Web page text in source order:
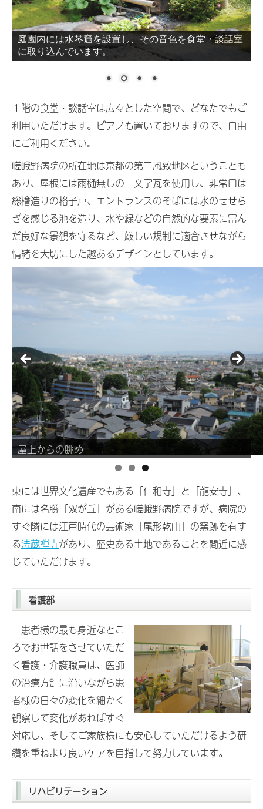
庭園内には水琴窟を設置し、その音色を食堂・談話室
に取り込んでいます。
１階の食堂・談話室は広々とした空間で、どなたでもご
利用いただけます。ピアノも置いておりますので、自由
にご利用ください。
嵯峨野病院の所在地は京都の第二風致地区ということも
あり、屋根には雨樋無しの一文字瓦を使用し、非常口は
総檜造りの格子戸、エントランスのそばには水のせせら
ぎを感じる池を造り、水や緑などの自然的な要素に富ん
だ良好な景観を守るなど、厳しい規制に適合させながら
情緒を大切にした趣あるデザインとしています。
屋上からの眺め
東には世界文化遺産でもある「仁和寺」と「龍安寺」、
南には名勝「双が丘」がある嵯峨野病院ですが、病院の
すぐ隣には江戸時代の芸術家「尾形乾山」の窯跡を有す
る法蔵禅寺があり、歴史ある土地であることを間近に感
じていただけます。
看護部
患者様の最も身近なとこ
ろでお世話をさせていただ
く看護・介護職員は、医師
の治療方針に沿いながら患
者様の日々の変化を細かく
観察して変化があればすぐ
対応し、そしてご家族様にも安心していただけるよう研
鑽を重ねより良いケアを目指して努力しています。
リハビリテーション